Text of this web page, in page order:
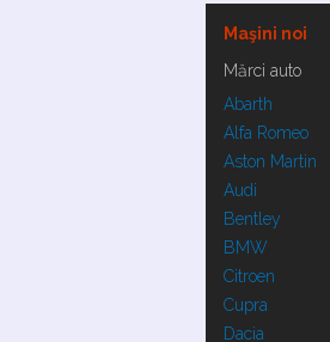
Maşini noi
Mărci auto
Abarth
Alfa Romeo
Aston Martin
Audi
Bentley
BMW
Citroen
Cupra
Dacia